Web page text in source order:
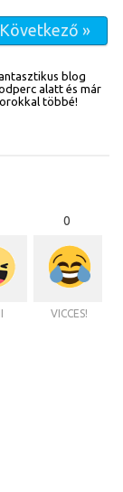
Következő »
blog
alatt és már
többé!
0
VICCES!